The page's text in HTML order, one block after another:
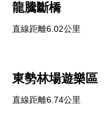
龍騰斷橋
直線距離6.02公里
東勢林場遊樂區
直線距離6.74公里